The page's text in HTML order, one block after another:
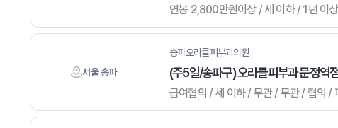
연봉 2,800만원이상 / 세 이하 / 1년 이
서울 송파
송파오라클피부과의원
(주5일/송파구) 오라클피부과 문정역
급여협의 / 세 이하 / 무관 / 무관 / 협의 /